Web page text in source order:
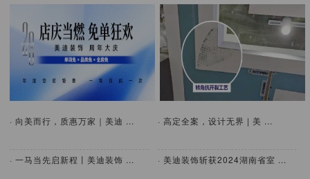
· 向美而行，质惠万家｜美迪 ...
· 一马当先启新程丨美迪装饰 ...
· 高定全案，设计无界 | 美 ...
· 美迪装饰斩获2024湖南省室 ...